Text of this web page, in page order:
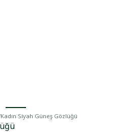
Kadın Siyah Güneş Gözlüğü